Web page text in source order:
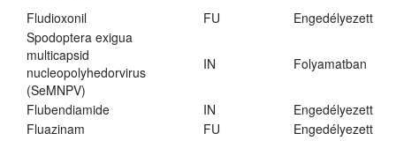
Fludioxonil FU
Engedélyezett
Spodoptera exigua
multicapsid
nucleopolyhedorvirus
(SeMNPV)
IN Folyamatban
Flubendiamide IN
Engedélyezett
Fluazinam
FU
Engedélyezett